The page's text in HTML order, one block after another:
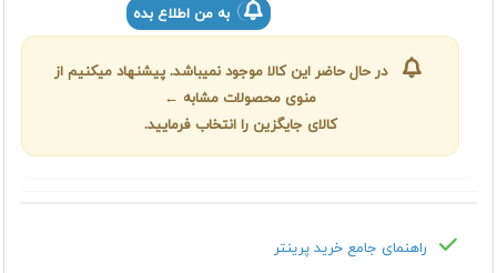
به من اطلاع بده
در حال حاضر این کالا موجود نمیباشد. پیشنهاد میکنیم از
منوی محصولات مشابه ←
کالای جایگزین را انتخاب فرمایید.
راهنمای جامع خرید پرینتر